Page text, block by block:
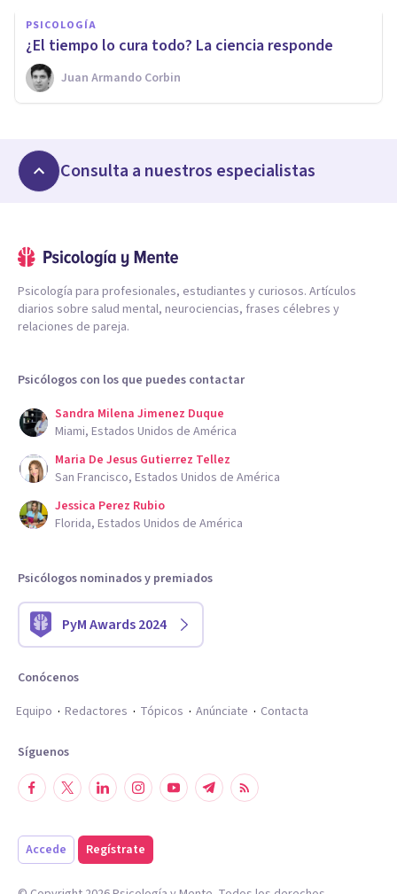
PSICOLOGÍA
​¿El tiempo lo cura todo? La ciencia responde
Juan Armando Corbin
Consulta a nuestros especialistas
Psicología para profesionales, estudiantes y curiosos. Artículos
diarios sobre salud mental, neurociencias, frases célebres y
relaciones de pareja.
Psicólogos con los que puedes contactar
Sandra Milena Jimenez Duque
Miami, Estados Unidos de América
Maria De Jesus Gutierrez Tellez
San Francisco, Estados Unidos de América
Jessica Perez Rubio
Florida, Estados Unidos de América
Psicólogos nominados y premiados
PyM Awards 2024
Conócenos
Equipo
Redactores Tópicos Anúnciate Contacta
Síguenos
Accede Regístrate